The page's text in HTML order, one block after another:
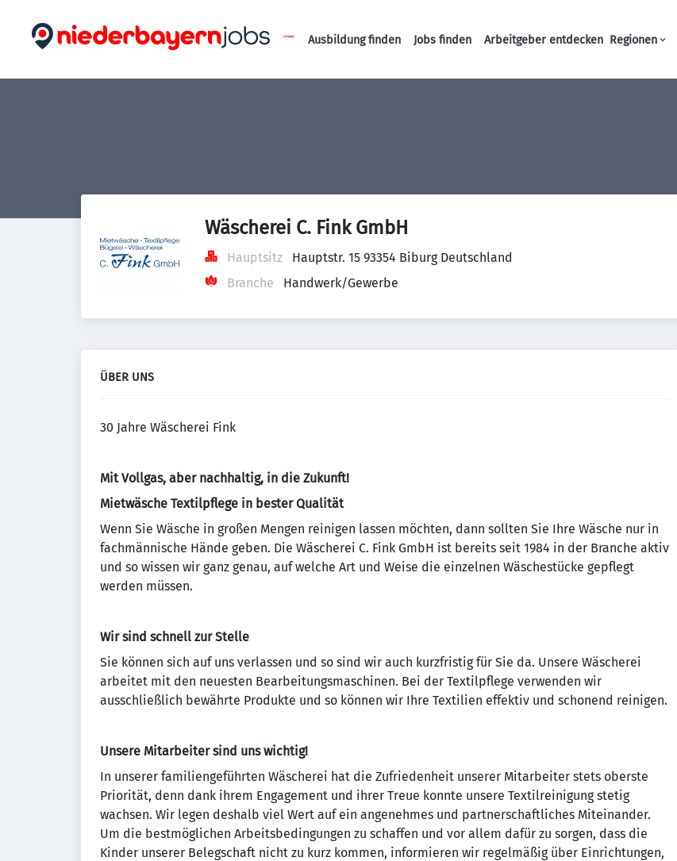
Haupt-Navigation
Ausbildung finden Jobs finden Arbeitgeber entdecken Regionen
Wäscherei C. Fink GmbH
Hauptsitz
Hauptstr. 15 93354 Biburg Deutschland
Branche
Handwerk/Gewerbe
ÜBER UNS
30 Jahre Wäscherei Fink
Mit Vollgas, aber nachhaltig, in die Zukunft!
Mietwäsche Textilpflege in bester Qualität
Wenn Sie Wäsche in großen Mengen reinigen lassen möchten, dann sollten Sie Ihre Wäsche nur in
fachmännische Hände geben. Die Wäscherei C. Fink GmbH ist bereits seit 1984 in der Branche aktiv
und so wissen wir ganz genau, auf welche Art und Weise die einzelnen Wäschestücke gepflegt
werden müssen.
Wir sind schnell zur Stelle
Sie können sich auf uns verlassen und so sind wir auch kurzfristig für Sie da. Unsere Wäscherei
arbeitet mit den neuesten Bearbeitungsmaschinen. Bei der Textilpflege verwenden wir
ausschließlich bewährte Produkte und so können wir Ihre Textilien effektiv und schonend reinigen.
Unsere Mitarbeiter sind uns wichtig!
In unserer familiengeführten Wäscherei hat die Zufriedenheit unserer Mitarbeiter stets oberste
Priorität, denn dank ihrem Engagement und ihrer Treue konnte unsere Textilreinigung stetig
wachsen. Wir legen deshalb viel Wert auf ein angenehmes und partnerschaftliches Miteinander.
Um die bestmöglichen Arbeitsbedingungen zu schaffen und vor allem dafür zu sorgen, dass die
Kinder unserer Belegschaft nicht zu kurz kommen, informieren wir regelmäßig über Einrichtungen,